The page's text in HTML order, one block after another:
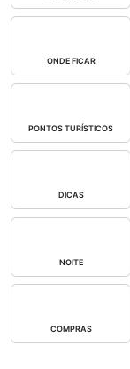
ONDE FICAR
PONTOS TURÍSTICOS
DICAS
NOITE
COMPRAS